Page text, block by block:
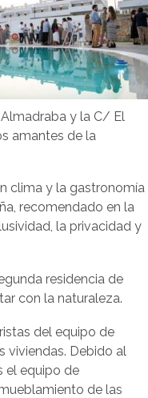
y la C/ El
amantes de la
clima y la gastronomía
recomendado en la
la privacidad y
residencia de
con la naturaleza.
del equipo de
viviendas. Debido al
el equipo de
de las